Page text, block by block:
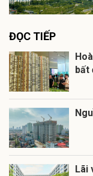
ĐỌC TIẾP
bất
Lãi